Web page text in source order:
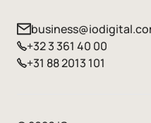
+32 3 361 40 00
+31 88 2013 101